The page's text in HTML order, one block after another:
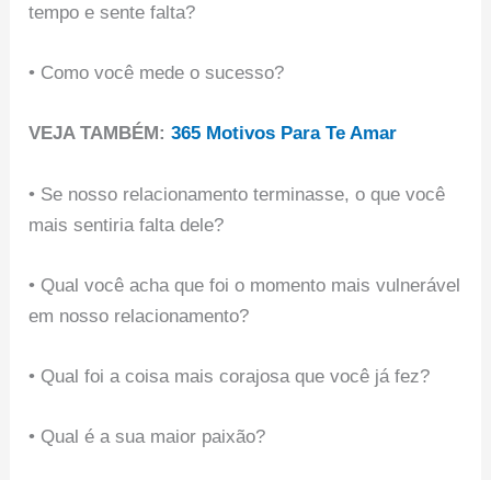
tempo e sente falta?
• Como você mede o sucesso?
VEJA TAMBÉM: 365 Motivos Para Te Amar
• Se nosso relacionamento terminasse, o que você
mais sentiria falta dele?
• Qual você acha que foi o momento mais vulnerável
em nosso relacionamento?
• Qual foi a coisa mais corajosa que você já fez?
• Qual é a sua maior paixão?